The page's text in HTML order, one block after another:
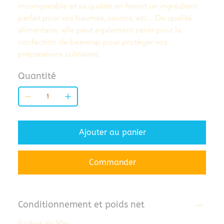
incomparable et sa qualité en feront un ingrédient
parfait pour vos baumes, savons, etc... De qualité
alimentaire, elle peut également servir pour la
confection de beewrap pour protéger vos
préparations culinaires.
Quantité
Ajouter au panier
Commander
Conditionnement et poids net